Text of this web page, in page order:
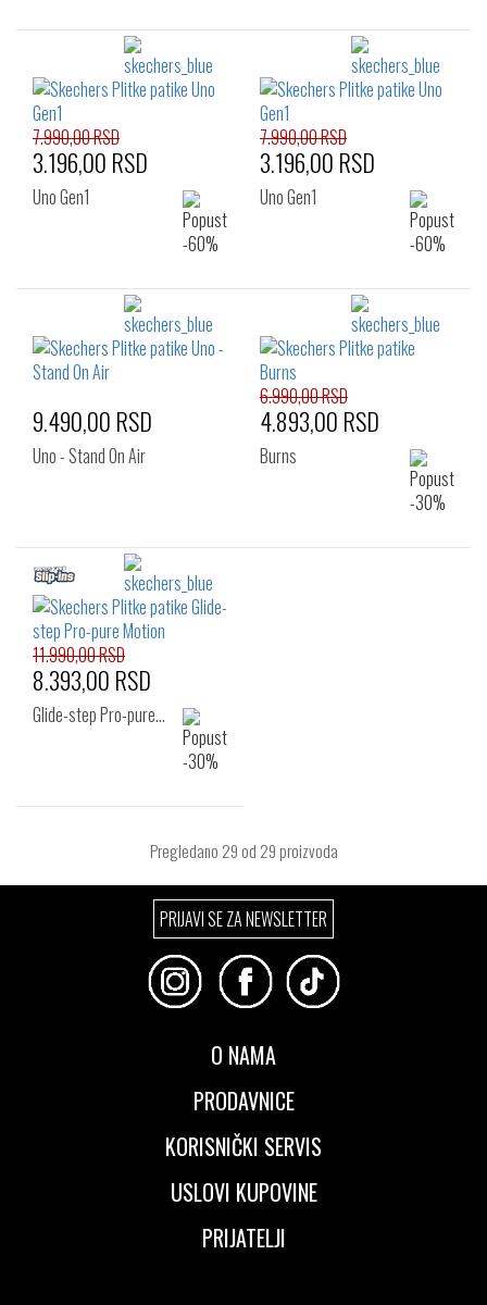
7.990,00 RSD
3.196,00 RSD
Uno Gen1
7.990,00 RSD
3.196,00 RSD
Uno Gen1
9.490,00 RSD
Uno - Stand On Air
6.990,00 RSD
4.893,00 RSD
Burns
11.990,00 RSD
8.393,00 RSD
Glide-step Pro-pure…
Pregledano 29 od 29 proizvoda
PRIJAVI SE ZA NEWSLETTER
O NAMA
PRODAVNICE
KORISNIČKI SERVIS
USLOVI KUPOVINE
PRIJATELJI